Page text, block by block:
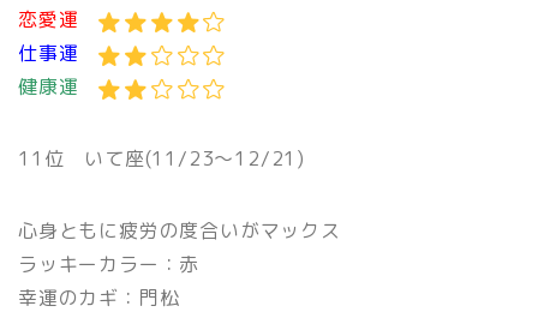
恋愛運
仕事運
健康運
11位 いて座(11/23〜12/21)
心身ともに疲労の度合いがマックス
ラッキーカラー：赤
幸運のカギ：門松